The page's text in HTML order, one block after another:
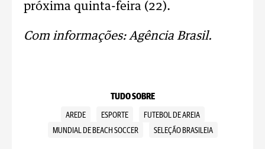
próxima quinta-feira (22).
Com informações: Agência Brasil.
TUDO SOBRE
AREDE ESPORTE
FUTEBOL DE AREIA
MUNDIAL DE BEACH SOCCER
SELEÇÃO BRASILEIA